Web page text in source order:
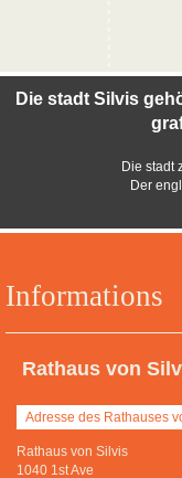
Informations
Rathaus von
Adresse des Rathauses
Rathaus von Silvis
1040 1st Ave
Die stadt Silvis
Die stadt
Der